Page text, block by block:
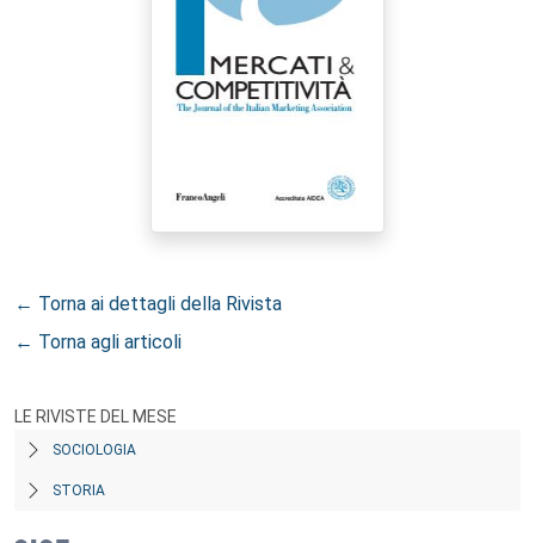
← Torna ai dettagli della Rivista
← Torna agli articoli
LE RIVISTE DEL MESE
SOCIOLOGIA
STORIA